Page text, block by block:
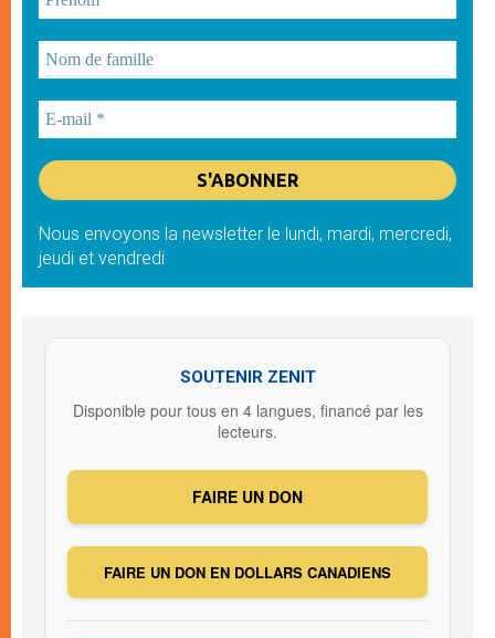
Nous envoyons la newsletter le lundi, mardi, mercredi,
jeudi et vendredi
SOUTENIR ZENIT
Disponible pour tous en 4 langues, financé par les
lecteurs.
FAIRE UN DON
FAIRE UN DON EN DOLLARS CANADIENS